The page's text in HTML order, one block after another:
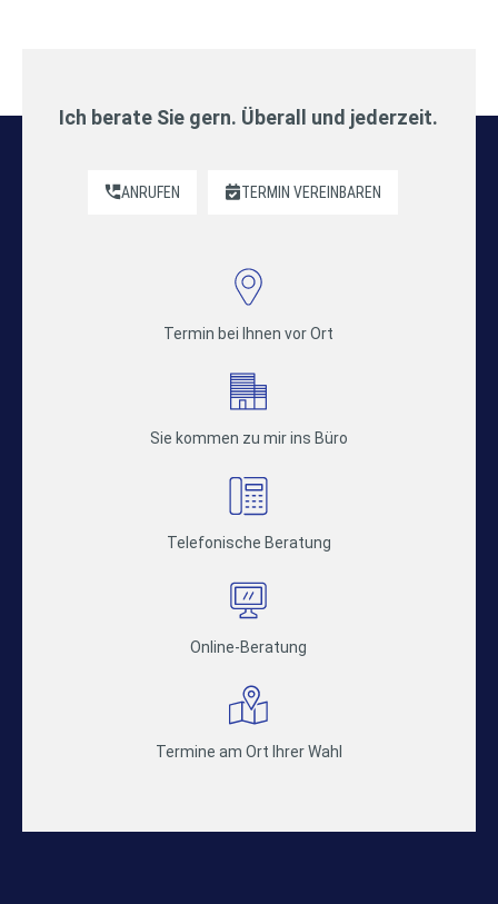
Ich berate Sie gern. Überall und jederzeit.
ANRUFEN TERMIN VEREINBAREN
Termin bei Ihnen vor Ort
Sie kommen zu mir ins Büro
Telefonische Beratung
Online-Beratung
Termine am Ort Ihrer Wahl